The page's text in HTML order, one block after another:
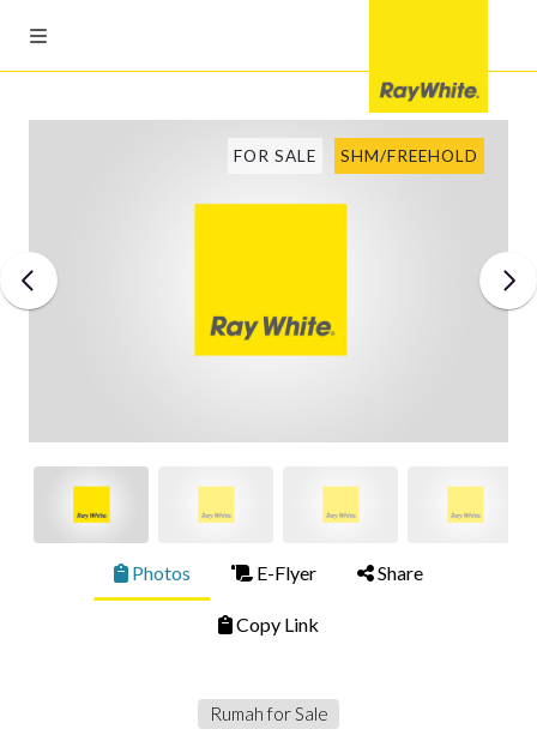
FOR SALE SHM/FREEHOLD
Photos E-Flyer Share
Copy Link
Rumah for Sale